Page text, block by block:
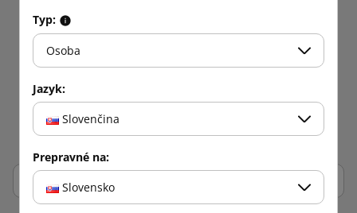
Typ:
Osoba
Jazyk:
Slovenčina
Prepravné na:
Slovensko